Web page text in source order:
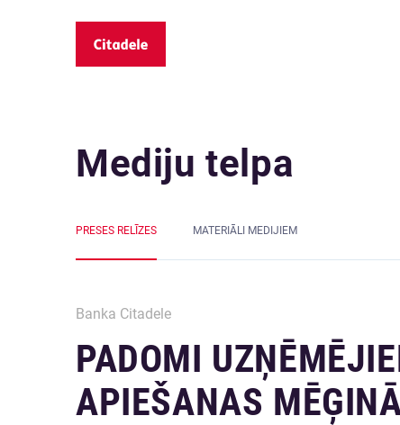
Mediju telpa
PRESES RELĪZES MATERIĀLI MEDIJIEM
Banka Citadele
PADOMI
APIEŠANAS